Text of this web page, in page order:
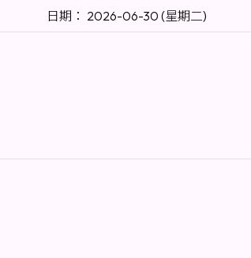
日期： 2026-06-30 (星期二)